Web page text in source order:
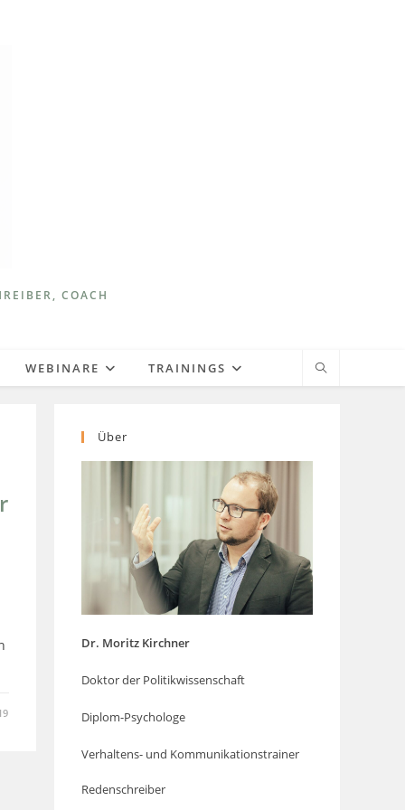
COACH
WEBINARE TRAININGS
Über
Dr. Moritz Kirchner
Doktor der Politikwissenschaft
Diplom-Psychologe
Verhaltens- und Kommunikationstrainer
Redenschreiber